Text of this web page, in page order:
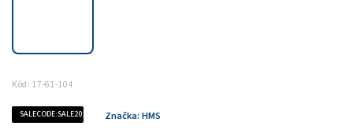
Kód: 17-61-104
SALECODE:SALE20:20:% Značka: HMS